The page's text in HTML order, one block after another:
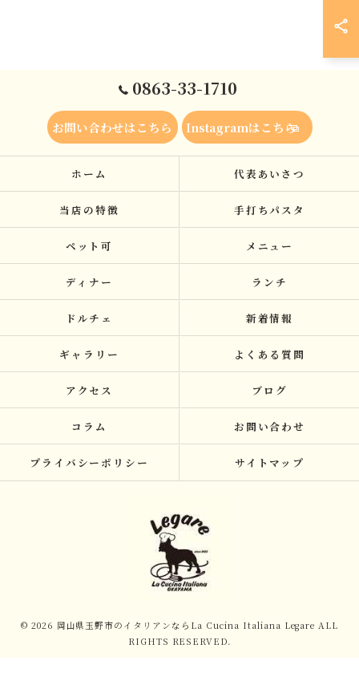
0863-33-1710
お問い合わせはこちら Instagramはこちら
ホーム 代表あいさつ
当店の特徴 手打ちパスタ
ペット可 メニュー
ディナー ランチ
ドルチェ 新着情報
ギャラリー よくある質問
アクセス ブログ
コラム お問い合わせ
プライバシーポリシー サイトマップ
© 2026 岡山県玉野市のイタリアンならLa Cucina Italiana Legare ALL
RIGHTS RESERVED.